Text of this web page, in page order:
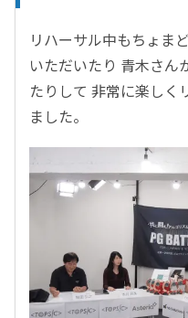
リハーサル中もちょま
いただいたり 青木さん
たりして 非常に楽しく
ました。